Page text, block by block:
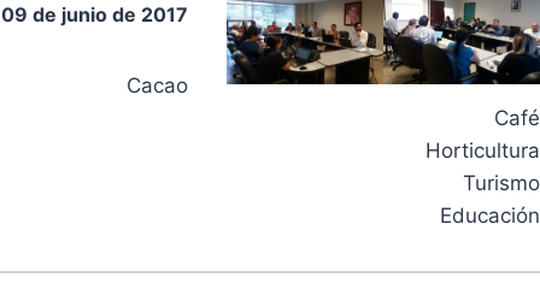
09 de junio de 2017
Cacao
Café
Horticultura
Turismo
Educación